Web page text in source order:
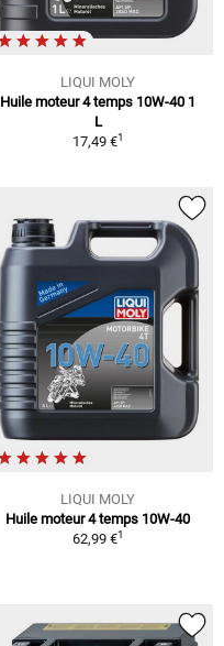
LIQUI MOLY
Huile moteur 4 temps 10W-40 1
L
17,49 €1
LIQUI MOLY
Huile moteur 4 temps 10W-40
62,99 €1